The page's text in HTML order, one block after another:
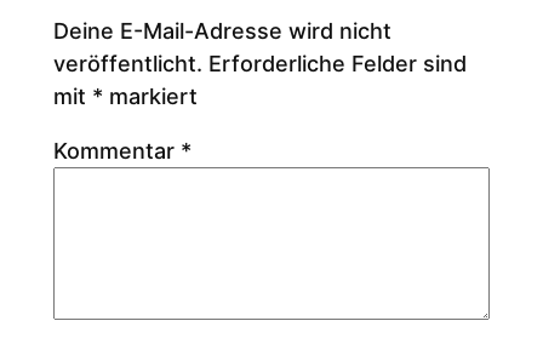
Deine E-Mail-Adresse wird nicht
veröffentlicht. Erforderliche Felder sind
mit * markiert
Kommentar *